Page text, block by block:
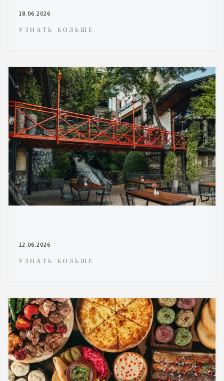
18.06.2026
УЗНАТЬ БОЛЬШЕ
12.06.2026
УЗНАТЬ БОЛЬШЕ